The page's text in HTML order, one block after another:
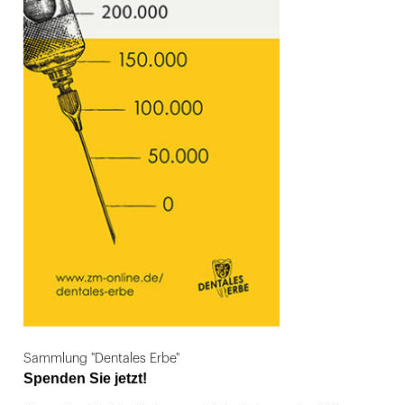
Sammlung "Dentales Erbe"
Spenden Sie jetzt!